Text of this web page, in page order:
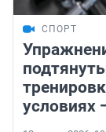
СПОРТ
условиях